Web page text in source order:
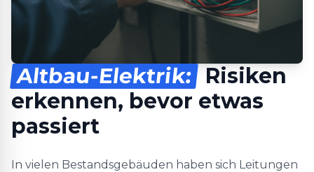
Altbau-Elektrik: Risiken
erkennen, bevor etwas
passiert
In vielen Bestandsgebäuden haben sich Leitungen